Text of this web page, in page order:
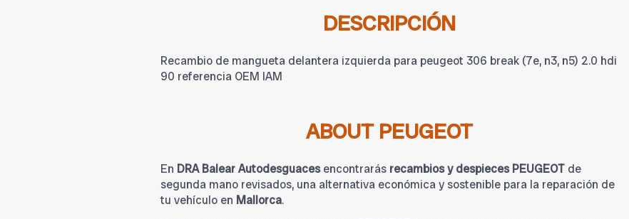
DESCRIPCIÓN
Recambio de mangueta delantera izquierda para peugeot 306 break (7e, n3, n5) 2.0 hdi
90 referencia OEM IAM
ABOUT PEUGEOT
En DRA Balear Autodesguacesencontrarás recambios y despieces PEUGEOT de
segunda mano revisados, una alternativa económica y sostenible para la reparación de
tu vehículo en Mallorca.